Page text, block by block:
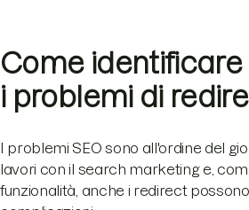
Come identificare
i problemi di
I problemi SEO sono all'ordine del
lavori con il search marketing e,
funzionalità, anche i redirect